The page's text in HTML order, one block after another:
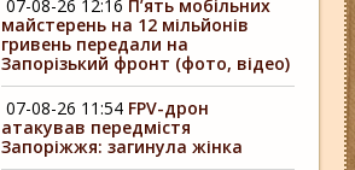
07-08-26 12:16 Пʼять мобільних
майстерень на 12 мільйонів
гривень передали на
Запорізький фронт (фото, відео)
07-08-26 11:54 FPV-дрон
атакував передмістя
Запоріжжя: загинула жінка